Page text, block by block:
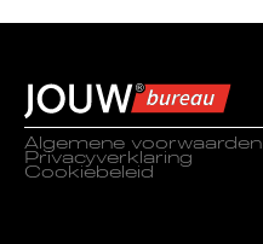
Algemene voorwaarden
Privacyverklaring
Cookiebeleid